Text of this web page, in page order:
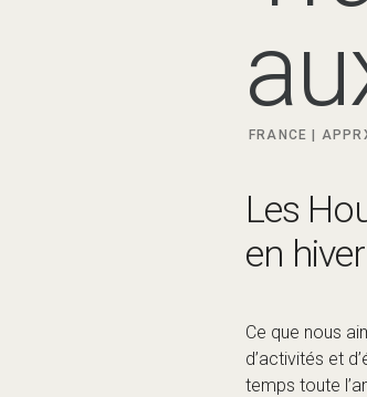
FRANCE |
Les
en
Ce que nous
d’activités et
temps toute